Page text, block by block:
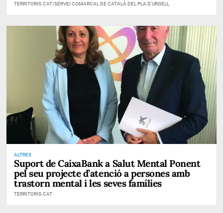
TERRITORIS.CAT/SERVEI COMARCAL DE CATALÀ DEL PLA D'URGELL
ALTRES
Suport de CaixaBank a Salut Mental Ponent
pel seu projecte d’atenció a persones amb
trastorn mental i les seves famílies
TERRITORIS.CAT